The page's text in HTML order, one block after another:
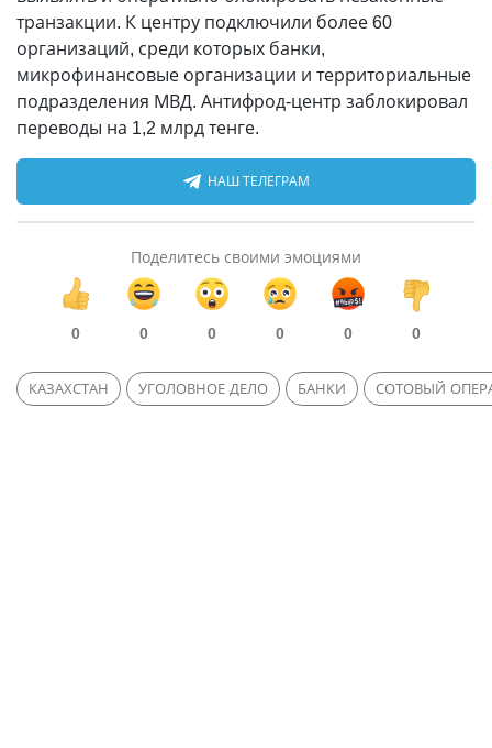
транзакции. К центру подключили более 60
организаций, среди которых банки,
микрофинансовые организации и территориальные
подразделения МВД. Антифрод-центр заблокировал
переводы на 1,2 млрд тенге.
НАШ ТЕЛЕГРАМ
Поделитесь своими эмоциями
0 0 0 0 0 0
КАЗАХСТАН УГОЛОВНОЕ ДЕЛО БАНКИ СОТОВЫЙ